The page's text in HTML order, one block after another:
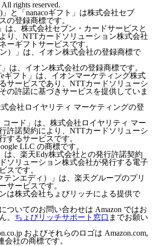
rights reserved.
と「nanacoギフト」は株式会社セブ
の登録商標です。
は、株式会社セブン・カードサービスと
り、NTTカードソリューション株式会社
ーギフトサービスです。
）」は、イオン株式会社の登録商標で
は、イオン株式会社の登録商標です。
ギフト」は、イオンマーケティング株式
サービスであり、NTTカードソリューシ
の許諾に基づきサービスを提供していま
会社ロイヤリティ マーケティングの登
コード」は、株式会社ロイヤリティ マー
許諾契約により、NTTカードソリューシ
するサービスです。
LLC の商標です。
、楽天Edy株式会社との発行許諾契約
ソリューション株式会社が発行する電子
スです。
ンエディ）」は、楽天グループのプリ
サービスです。
は株式会社ちょびリッチによる提供で
ついてのお問い合わせは Amazon ではお
。 ちょびリッチサポート窓口 までお願い
およびそれらのロゴは Amazon.com,
会社の商標です。